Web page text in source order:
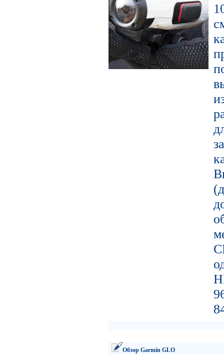
Обзор Garmin GLO